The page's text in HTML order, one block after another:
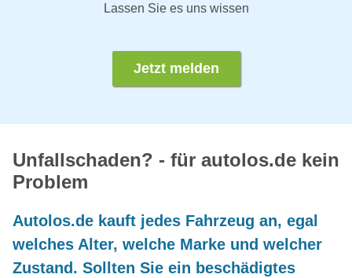
Lassen Sie es uns wissen
Jetzt melden
Unfallschaden? - für autolos.de kein
Problem
Autolos.de kauft jedes Fahrzeug an, egal
welches Alter, welche Marke und welcher
Zustand. Sollten Sie ein beschädigtes